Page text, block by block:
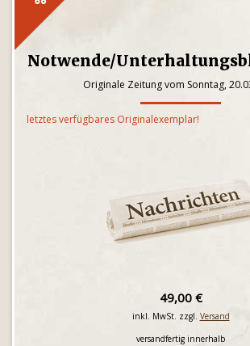
Notwende/
Originale Zeitung vom Sonntag,
letztes verfügbares Originalexemplar!
49,00 €
inkl. MwSt. zzgl. Versand
versandfertig innerhalb